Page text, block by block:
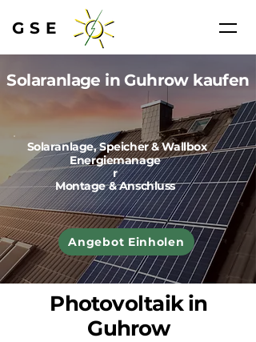
GSE
Solaranlage in Guhrow kaufen
Solaranlage, Speicher & Wallbox
Energiemanage
r
Montage & Anschluss
Angebot Einholen
Photovoltaik in
Guhrow